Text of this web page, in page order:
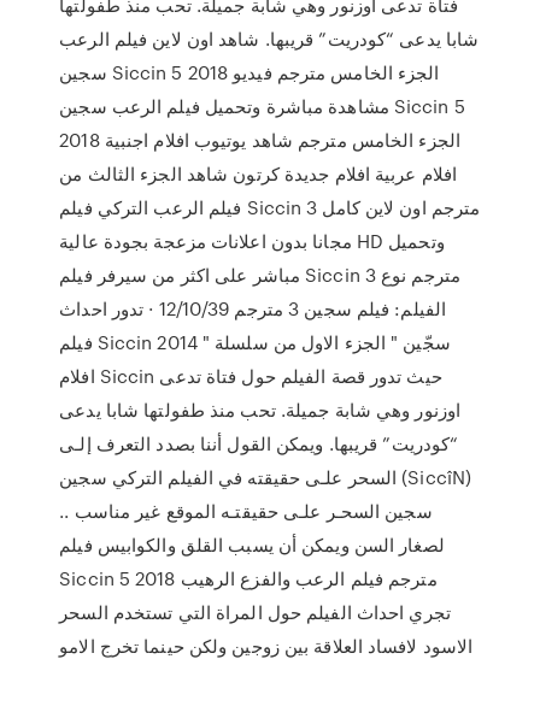
شابا يدعى “كودريت” قريبها. شاهد اون لاين فيلم الرعب
سجين Siccin 5 2018 الجزء الخامس مترجم فيديو
مشاهدة مباشرة وتحميل فيلم الرعب سجين Siccin 5
2018 الجزء الخامس مترجم شاهد يوتيوب افلام اجنبية
افلام عربية افلام جديدة كرتون شاهد الجزء الثالث من
فيلم الرعب التركي فيلم Siccin 3 مترجم اون لاين كامل
مجانا بدون اعلانات مزعجة بجودة عالية HD وتحميل
مباشر على اكثر من سيرفر فيلم Siccin 3 مترجم نوع
الفيلم: فيلم سجين 3 مترجم 12/10/39 · تدور احداث
فيلم Siccin 2014 " سجّين " الجزء الاول من سلسلة
افلام Siccin حيث تدور قصة الفيلم حول فتاة تدعى
اوزنور وهي شابة جميلة. تحب منذ طفولتها شابا يدعى
“كودريت” قريبها. ويمكن القول أننا بصدد التعرف إلـى
السحر علـى حقيقته في الفيلم التركي سجين (SiccîN)
.. سجين السحـر علـى حقيقتـه الموقع غير مناسب
لصغار السن ويمكن أن يسبب القلق والكوابيس فيلم
Siccin 5 2018 مترجم فيلم الرعب والفزع الرهيب
تجري احداث الفيلم حول المراة التي تستخدم السحر
الاسود لافساد العلاقة بين زوجين ولكن حينما تخرج الامو